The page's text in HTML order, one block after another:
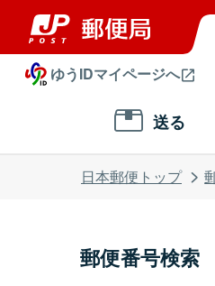
ゆうIDマイページへ
送る
日本郵便トップ
郵便番号検索